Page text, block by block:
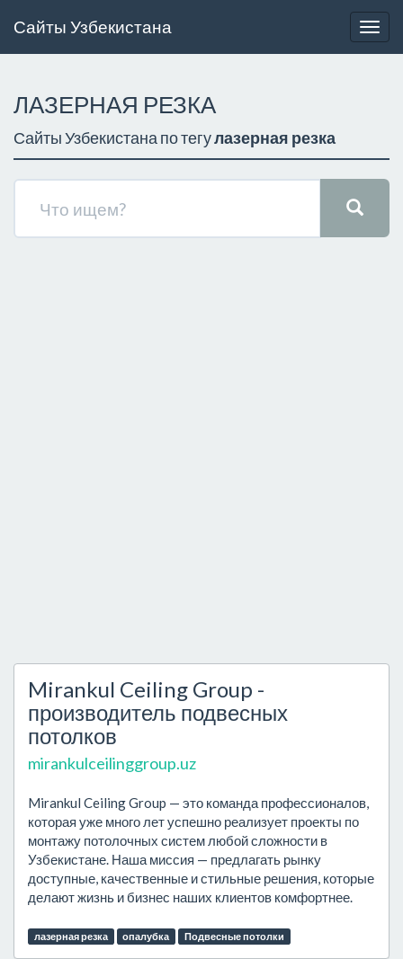
Сайты Узбекистана
ЛАЗЕРНАЯ РЕЗКА
Сайты Узбекистана по тегулазерная резка
Mirankul Ceiling Group -
производитель подвесных
потолков
mirankulceilinggroup.uz
Mirankul Ceiling Group — это команда профессионалов,
которая уже много лет успешно реализует проекты по
монтажу потолочных систем любой сложности в
Узбекистане. Наша миссия — предлагать рынку
доступные, качественные и стильные решения, которые
делают жизнь и бизнес наших клиентов комфортнее.
лазерная резка опалубка Подвесные потолки